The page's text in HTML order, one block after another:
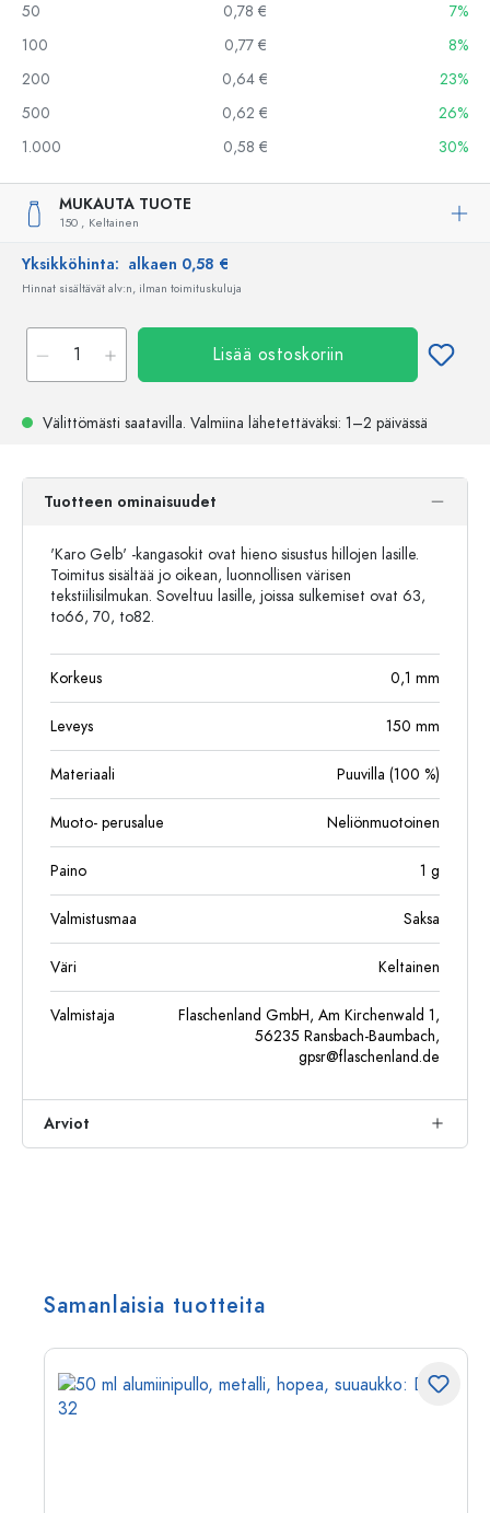
50
0,78 €
7%
100
0,77 €
8%
200
0,64 €
23%
500
0,62 €
26%
1.000
0,58 € 30%
MUKAUTA TUOTE
150 , Keltainen
Yksikköhinta: alkaen 0,58 €
Hinnat sisältävät alv:n, ilman toimituskuluja
Lisää ostoskoriin
Välittömästi saatavilla. Valmiina lähetettäväksi: 1–2 päivässä
Tuotteen ominaisuudet
'Karo Gelb' -kangasokit ovat hieno sisustus hillojen lasille.
Toimitus sisältää jo oikean, luonnollisen värisen
tekstiilisilmukan. Soveltuu lasille, joissa sulkemiset ovat 63,
to66, 70, to82.
Korkeus 0,1 mm
Leveys 150 mm
Materiaali Puuvilla (100 %)
Muoto- perusalue Neliönmuotoinen
Paino 1 g
Valmistusmaa Saksa
Väri Keltainen
Valmistaja
Flaschenland GmbH, Am Kirchenwald 1,
56235 Ransbach-Baumbach,
gpsr@flaschenland.de
Arviot
Samanlaisia tuotteita